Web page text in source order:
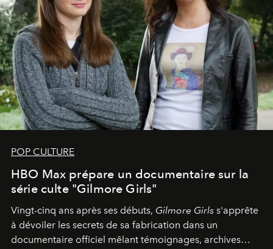
POP CULTURE
HBO Max prépare un documentaire sur la
série culte "Gilmore Girls"
Vingt-cinq ans après ses débuts, Gilmore Girls s'apprête
à dévoiler les secrets de sa fabrication dans un
documentaire officiel mêlant témoignages, archives